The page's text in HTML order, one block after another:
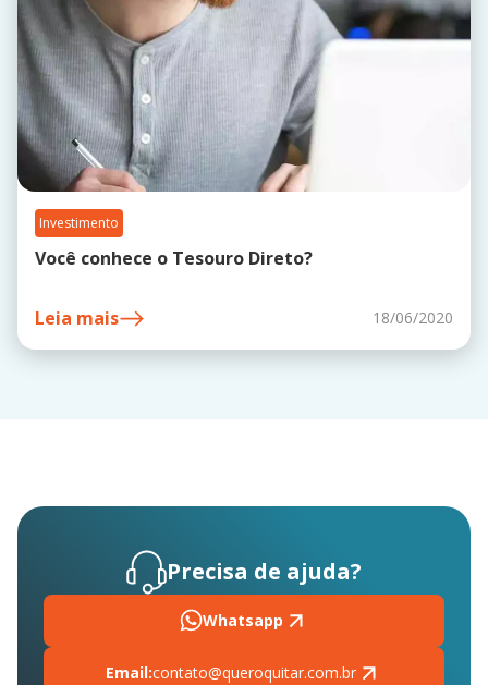
Investimento
Você conhece o Tesouro Direto?
Leia mais 18/06/2020
Precisa de ajuda?
Whatsapp
Email:contato@queroquitar.com.br